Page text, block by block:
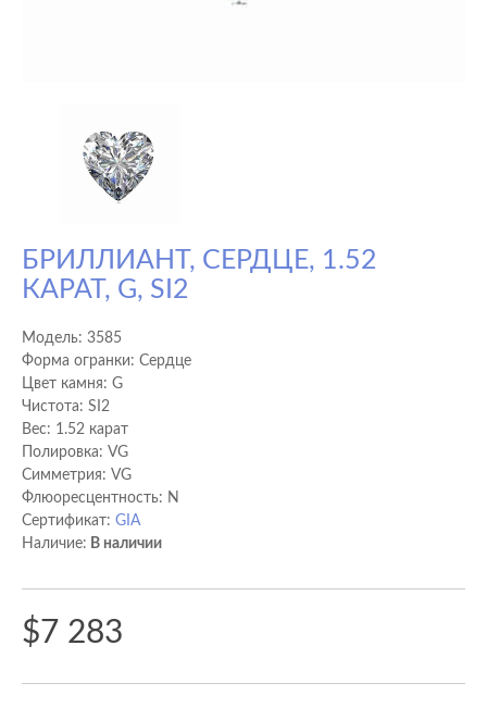
БРИЛЛИАНТ, СЕРДЦЕ, 1.52
КАРАТ, G, SI2
Модель: 3585
Форма огранки: Сердце
Цвет камня: G
Чистота: SI2
Вес: 1.52 карат
Полировка: VG
Cимметрия: VG
Флюоресцентность: N
Сертификат: GIA
Наличие: В наличии
$7 283